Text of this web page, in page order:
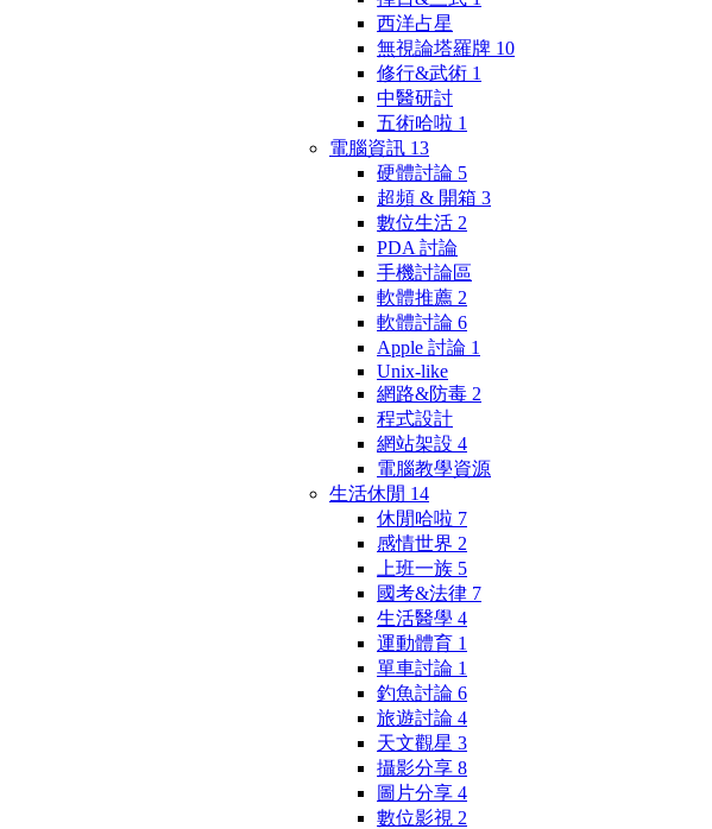
西洋占星
無視論塔羅牌 10
修行&武術 1
中醫研討
五術哈啦 1
電腦資訊 13
硬體討論 5
超頻 & 開箱 3
數位生活 2
PDA 討論
手機討論區
軟體推薦 2
軟體討論 6
Apple 討論 1
Unix-like
網路&防毒 2
程式設計
網站架設 4
電腦教學資源
生活休閒 14
休閒哈啦 7
感情世界 2
上班一族 5
國考&法律 7
生活醫學 4
運動體育 1
單車討論 1
釣魚討論 6
旅遊討論 4
天文觀星 3
攝影分享 8
圖片分享 4
數位影視 2